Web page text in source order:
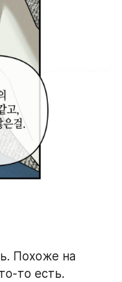
Похоже на
то есть.